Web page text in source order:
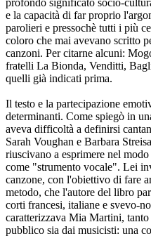
e la capacità di far proprio
parolieri e pressochè tutti i più
coloro che mai avevano scritto
canzoni. Per citarne alcuni:
fratelli La Bionda, Venditti,
quelli già indicati prima.
Il testo e la partecipazione
determinanti. Come spiegò in
aveva difficoltà a definirsi
Sarah Voughan e Barbara
riuscivano a esprimere nel
come "strumento vocale". Lei
canzone, con l'obiettivo di fare
metodo, che l'autore del libro
corti francesi, italiane e svevo-
caratterizzava Mia Martini, tanto
pubblico sia dai musicisti: una